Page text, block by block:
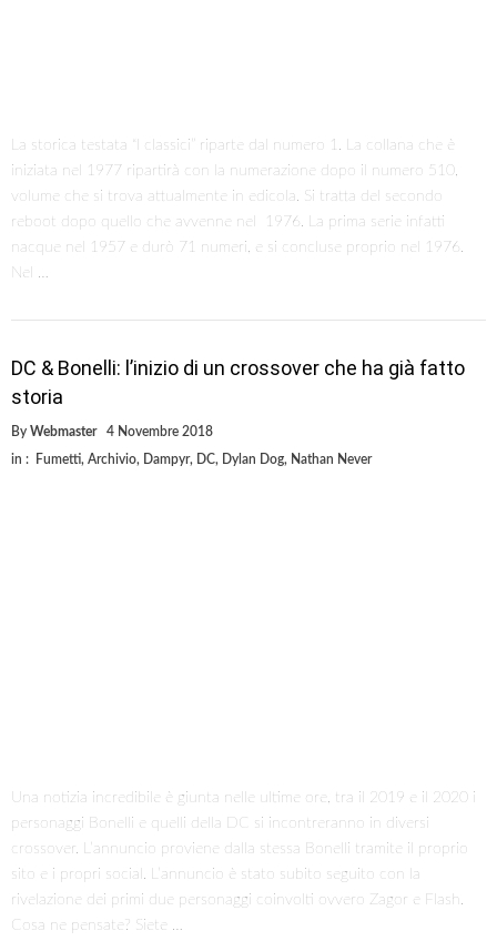
La storica testata “I classici” riparte dal numero 1. La collana che è
iniziata nel 1977 ripartirà con la numerazione dopo il numero 510,
volume che si trova attualmente in edicola. Si tratta del secondo
reboot dopo quello che avvenne nel 1976. La prima serie infatti
nacque nel 1957 e durò 71 numeri, e si concluse proprio nel 1976.
Nel …
DC & Bonelli: l’inizio di un crossover che ha già fatto
storia
By Webmaster 4 Novembre 2018
in : Fumetti, Archivio, Dampyr, DC, Dylan Dog, Nathan Never
Una notizia incredibile è giunta nelle ultime ore, tra il 2019 e il 2020 i
personaggi Bonelli e quelli della DC si incontreranno in diversi
crossover. L’annuncio proviene dalla stessa Bonelli tramite il proprio
sito e i propri social. L’annuncio è stato subito seguito con la
rivelazione dei primi due personaggi coinvolti ovvero Zagor e Flash.
Cosa ne pensate? Siete …